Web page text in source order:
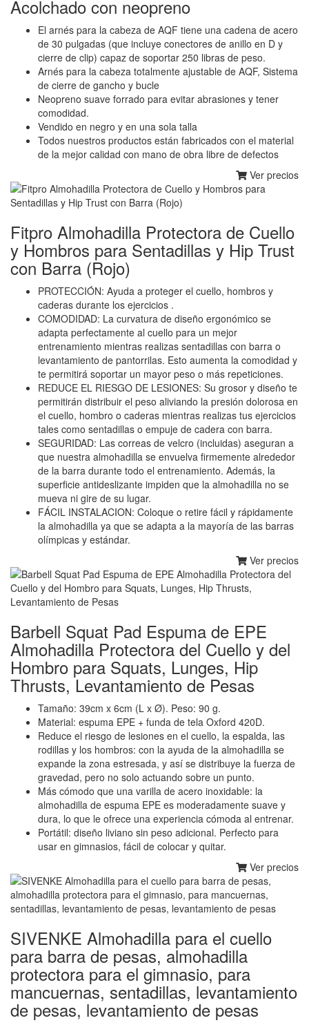
Acolchado con neopreno
El arnés para la cabeza de AQF tiene una cadena de acero
de 30 pulgadas (que incluye conectores de anillo en D y
cierre de clip) capaz de soportar 250 libras de peso.
Arnés para la cabeza totalmente ajustable de AQF, Sistema
de cierre de gancho y bucle
Neopreno suave forrado para evitar abrasiones y tener
comodidad.
Vendido en negro y en una sola talla
Todos nuestros productos están fabricados con el material
de la mejor calidad con mano de obra libre de defectos
Ver precios
Fitpro Almohadilla Protectora de Cuello
y Hombros para Sentadillas y Hip Trust
con Barra (Rojo)
PROTECCIÓN: Ayuda a proteger el cuello, hombros y
caderas durante los ejercicios .
COMODIDAD: La curvatura de diseño ergonómico se
adapta perfectamente al cuello para un mejor
entrenamiento mientras realizas sentadillas con barra o
levantamiento de pantorrilas. Esto aumenta la comodidad y
te permitirá soportar un mayor peso o más repeticiones.
REDUCE EL RIESGO DE LESIONES: Su grosor y diseño te
permitirán distribuir el peso aliviando la presión dolorosa en
el cuello, hombro o caderas mientras realizas tus ejercicios
tales como sentadillas o empuje de cadera con barra.
SEGURIDAD: Las correas de velcro (incluidas) aseguran a
que nuestra almohadilla se envuelva firmemente alrededor
de la barra durante todo el entrenamiento. Además, la
superficie antideslizante impiden que la almohadilla no se
mueva ni gire de su lugar.
FÁCIL INSTALACION: Coloque o retire fácil y rápidamente
la almohadilla ya que se adapta a la mayoría de las barras
olímpicas y estándar.
Ver precios
Barbell Squat Pad Espuma de EPE
Almohadilla Protectora del Cuello y del
Hombro para Squats, Lunges, Hip
Thrusts, Levantamiento de Pesas
Tamaño: 39cm x 6cm (L x Ø). Peso: 90 g.
Material: espuma EPE + funda de tela Oxford 420D.
Reduce el riesgo de lesiones en el cuello, la espalda, las
rodillas y los hombros: con la ayuda de la almohadilla se
expande la zona estresada, y así se distribuye la fuerza de
gravedad, pero no solo actuando sobre un punto.
Más cómodo que una varilla de acero inoxidable: la
almohadilla de espuma EPE es moderadamente suave y
dura, lo que le ofrece una experiencia cómoda al entrenar.
Portátil: diseño liviano sin peso adicional. Perfecto para
usar en gimnasios, fácil de colocar y quitar.
Ver precios
SIVENKE Almohadilla para el cuello
para barra de pesas, almohadilla
protectora para el gimnasio, para
mancuernas, sentadillas, levantamiento
de pesas, levantamiento de pesas